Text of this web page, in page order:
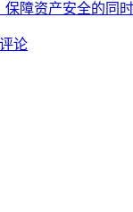
障资产安全的同
论